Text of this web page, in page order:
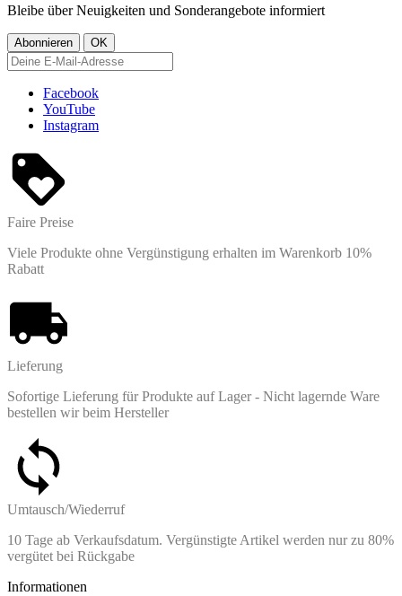
Bleibe über Neuigkeiten und Sonderangebote informiert
Facebook
YouTube
Instagram
Faire Preise
Viele Produkte ohne Vergünstigung erhalten im Warenkorb 10%
Rabatt
Lieferung
Sofortige Lieferung für Produkte auf Lager - Nicht lagernde Ware
bestellen wir beim Hersteller
Umtausch/Wiederruf
10 Tage ab Verkaufsdatum. Vergünstigte Artikel werden nur zu 80%
vergütet bei Rückgabe
Informationen